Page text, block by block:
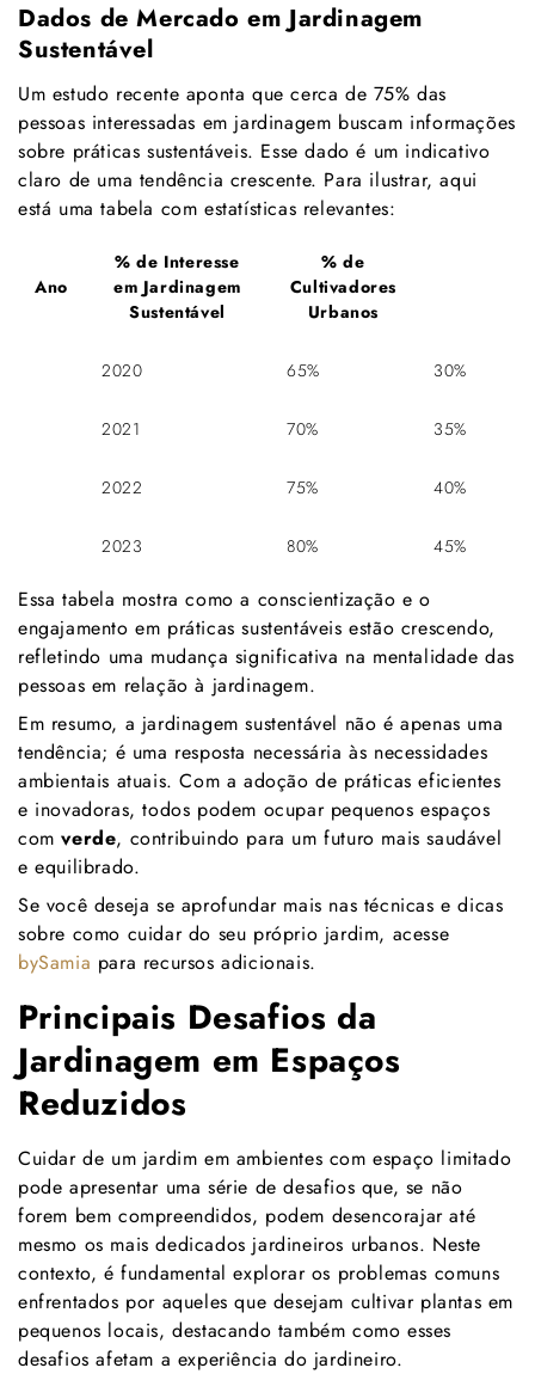
Dados de Mercado em Jardinagem
Sustentável
Um estudo recente aponta que cerca de 75% das
pessoas interessadas em jardinagem buscam informações
sobre práticas sustentáveis. Esse dado é um indicativo
claro de uma tendência crescente. Para ilustrar, aqui
está uma tabela com estatísticas relevantes:
Ano
% de Interesse
em Jardinagem
Sustentável
% de
Cultivadores
Urbanos
2020 65% 30%
2021 70% 35%
2022 75% 40%
2023 80% 45%
Essa tabela mostra como a conscientização e o
engajamento em práticas sustentáveis estão crescendo,
refletindo uma mudança significativa na mentalidade das
pessoas em relação à jardinagem.
Em resumo, a jardinagem sustentável não é apenas uma
tendência; é uma resposta necessária às necessidades
ambientais atuais. Com a adoção de práticas eficientes
e inovadoras, todos podem ocupar pequenos espaços
comverde, contribuindo para um futuro mais saudável
e equilibrado.
Se você deseja se aprofundar mais nas técnicas e dicas
sobre como cuidar do seu próprio jardim, acesse
bySamia para recursos adicionais.
Principais Desafios da
Jardinagem em Espaços
Reduzidos
Cuidar de um jardim em ambientes com espaço limitado
pode apresentar uma série de desafios que, se não
forem bem compreendidos, podem desencorajar até
mesmo os mais dedicados jardineiros urbanos. Neste
contexto, é fundamental explorar os problemas comuns
enfrentados por aqueles que desejam cultivar plantas em
pequenos locais, destacando também como esses
desafios afetam a experiência do jardineiro.